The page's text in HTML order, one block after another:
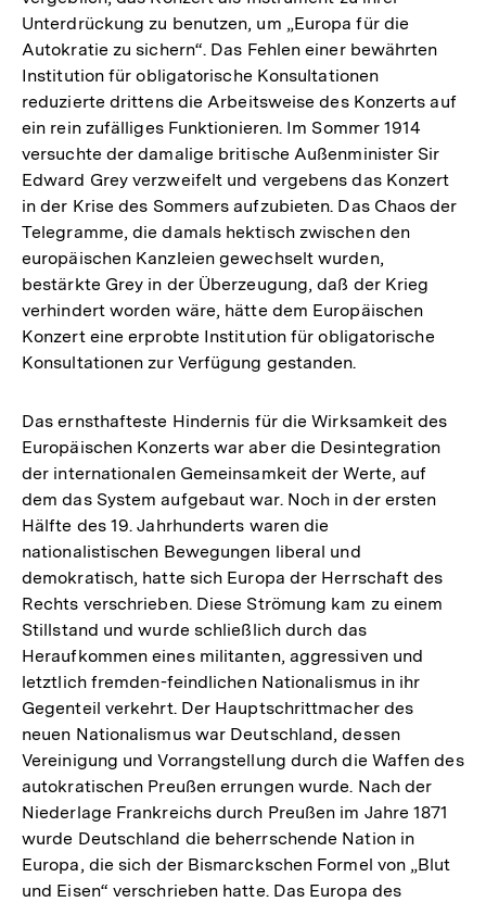
Unterdrückung zu benutzen, um „Europa für die
Autokratie zu sichern“. Das Fehlen einer bewährten
Institution für obligatorische Konsultationen
reduzierte drittens die Arbeitsweise des Konzerts auf
ein rein zufälliges Funktionieren. Im Sommer 1914
versuchte der damalige britische Außenminister Sir
Edward Grey verzweifelt und vergebens das Konzert
in der Krise des Sommers aufzubieten. Das Chaos der
Telegramme, die damals hektisch zwischen den
europäischen Kanzleien gewechselt wurden,
bestärkte Grey in der Überzeugung, daß der Krieg
verhindert worden wäre, hätte dem Europäischen
Konzert eine erprobte Institution für obligatorische
Konsultationen zur Verfügung gestanden.
Das ernsthafteste Hindernis für die Wirksamkeit des
Europäischen Konzerts war aber die Desintegration
der internationalen Gemeinsamkeit der Werte, auf
dem das System aufgebaut war. Noch in der ersten
Hälfte des 19. Jahrhunderts waren die
nationalistischen Bewegungen liberal und
demokratisch, hatte sich Europa der Herrschaft des
Rechts verschrieben. Diese Strömung kam zu einem
Stillstand und wurde schließlich durch das
Heraufkommen eines militanten, aggressiven und
letztlich fremden-feindlichen Nationalismus in ihr
Gegenteil verkehrt. Der Hauptschrittmacher des
neuen Nationalismus war Deutschland, dessen
Vereinigung und Vorrangstellung durch die Waffen des
autokratischen Preußen errungen wurde. Nach der
Niederlage Frankreichs durch Preußen im Jahre 1871
wurde Deutschland die beherrschende Nation in
Europa, die sich der Bismarckschen Formel von „Blut
und Eisen“ verschrieben hatte. Das Europa des